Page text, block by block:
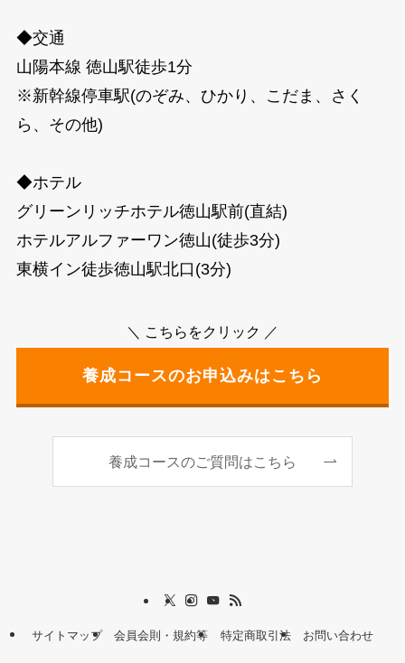
◆交通
山陽本線 徳山駅徒歩1分
※新幹線停車駅(のぞみ、ひかり、こだま、さく
ら、その他)
◆ホテル
グリーンリッチホテル徳山駅前(直結)
ホテルアルファーワン徳山(徒歩3分)
東横イン徒歩徳山駅北口(3分)
＼ こちらをクリック ／
養成コースのお申込みはこちら
養成コースのご質問はこちら
サイトマップ 会員会則・規約等 特定商取引法 お問い合わせ